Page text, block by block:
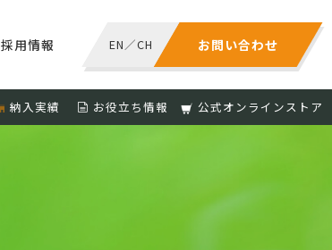
お問い合わせ
EN／CH
採用情報
納入実績 お役立ち情報 公式オンラインストア